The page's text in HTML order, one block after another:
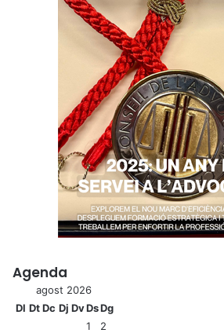
Agenda
agost 2026
Dl DtDc Dj DvDsDg
1
2